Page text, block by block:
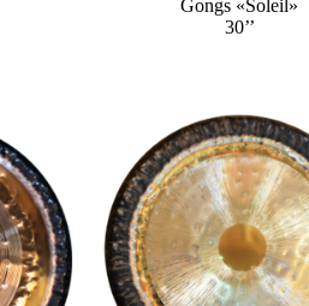
Gongs «Soleil»
30’’